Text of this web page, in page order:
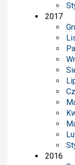
2017
2016